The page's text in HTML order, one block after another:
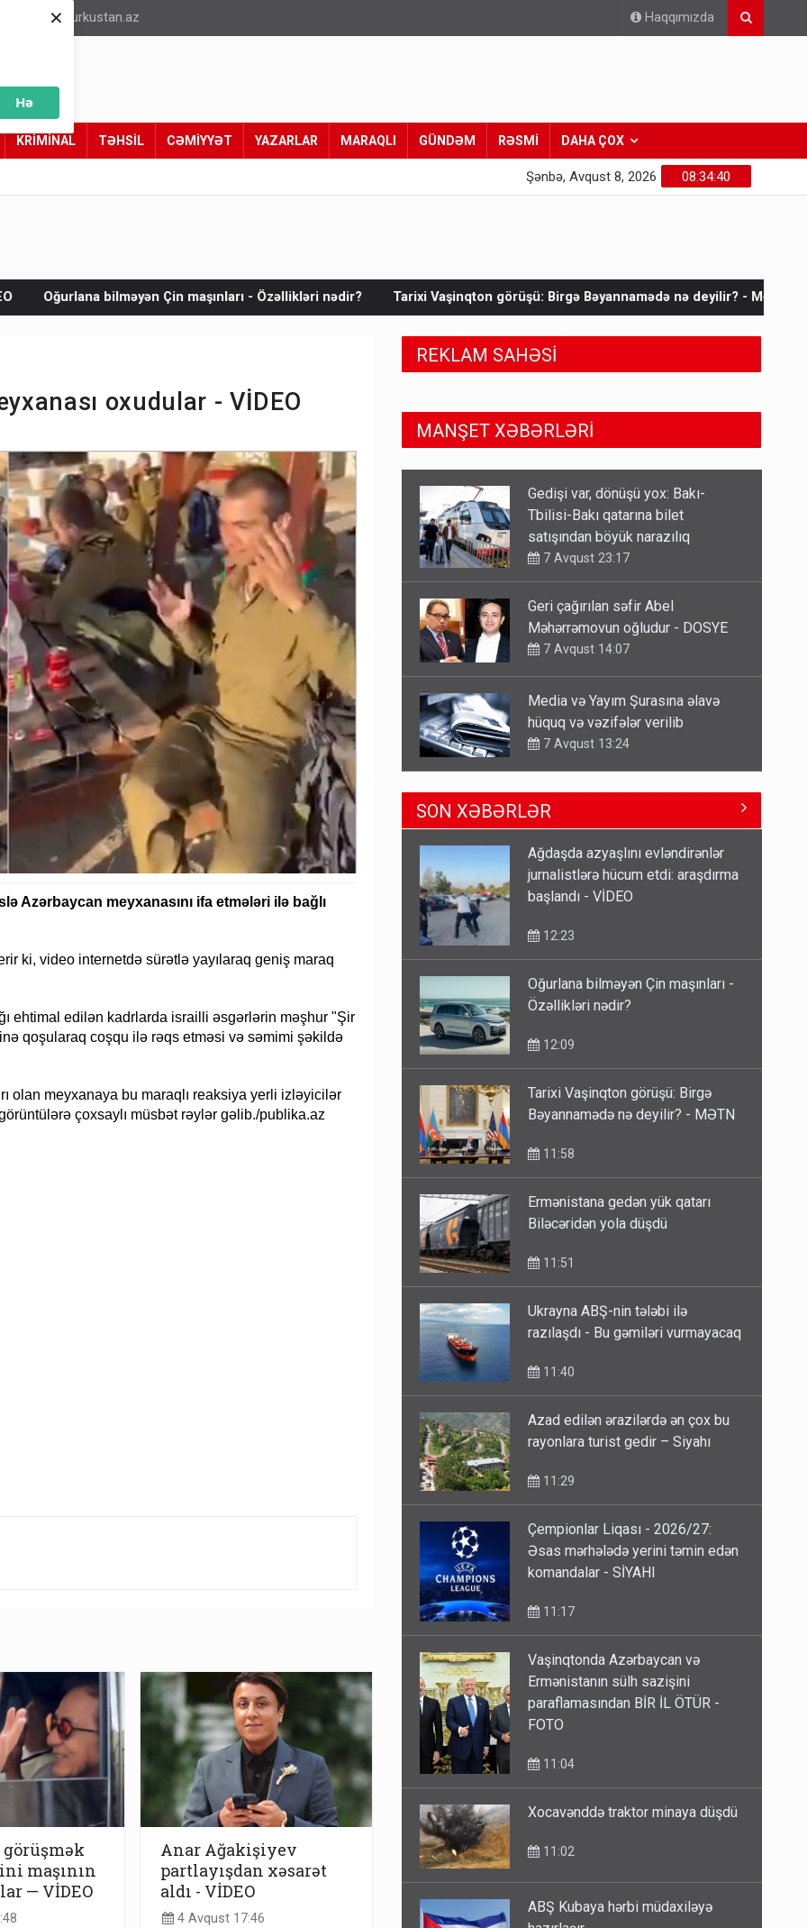
Hə
×
info@turkustan.az Haqqımızda
KRİMİNAL TƏHSİL CƏMİYYƏT YAZARLAR MARAQLI GÜNDƏM RƏSMİ DAHA ÇOX
08:34:42
Şənbə, Avqust 8, 2026
maşınları - Özəllikləri nədir? Tarixi Vaşinqton görüşü: Birgə Bəyannamədə nə deyilir? - MƏTN Ermənistana gedən
oxudular - VİDEO
Azərbaycan meyxanasını ifa etmələri ilə bağlı
ki, video internetdə sürətlə yayılaraq geniş maraq
ehtimal edilən kadrlarda israilli əsgərlərin məşhur "Şir
qoşularaq coşqu ilə rəqs etməsi və səmimi şəkildə
olan meyxanaya bu maraqlı reaksiya yerli izləyicilər
çoxsaylı müsbət rəylər gəlib./publika.az
görüşmək
maşının
— VİDEO
Anar Ağakişiyev
partlayışdan xəsarət
aldı - VİDEO
4 Avqust 17:46
REKLAM SAHƏSİ
MANŞET XƏBƏRLƏRİ
Geri çağırılan səfir Abel
Məhərrəmovun oğludur - DOSYE
7 Avqust 14:07
Media və Yayım Şurasına əlavə
hüquq və vəzifələr verilib
7 Avqust 13:24
Kartdan karta istədiyiniz qədər
köçürmə edə bilərsiniz - VİDEO
7 Avqust 11:06
Azad edilən ərazilərdə ən çox bu
11:29
Xocavənddə traktor minaya düşdü
11:02
Tbilisi-Bakı qatarına bilet
satışından böyük narazılıq
SON XƏBƏRLƏR
Ağdaşda azyaşlını evləndirənlər
jurnalistlərə hücum etdi: araşdırma
başlandı - VİDEO
Oğurlana bilməyən Çin maşınları -
Özəllikləri nədir?
Tarixi Vaşinqton görüşü: Birgə
Bəyannamədə nə deyilir? - MƏTN
Ermənistana gedən yük qatarı
Biləcəridən yola düşdü
Ukrayna ABŞ-nin tələbi ilə
razılaşdı - Bu gəmiləri vurmayacaq
Azad edilən ərazilərdə ən çox bu
rayonlara turist gedir – Siyahı
Çempionlar Liqası - 2026/27:
Əsas mərhələdə yerini təmin edən
komandalar - SİYAHI
Vaşinqtonda Azərbaycan və
Ermənistanın sülh sazişini
paraflamasından BİR İL ÖTÜR -
FOTO
Xocavənddə traktor minaya düşdü
ABŞ Kubaya hərbi müdaxiləyə
hazırlaşır